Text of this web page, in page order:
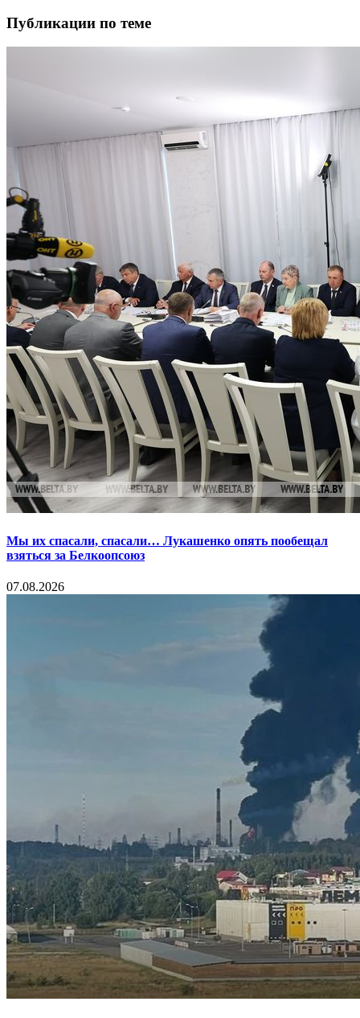
Публикации по теме
Мы их спасали, спасали… Лукашенко опять пообещал
взяться за Белкоопсоюз
07.08.2026